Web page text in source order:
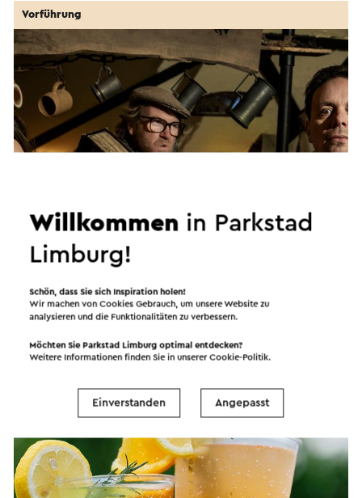
Kindervoorstelling - De Heks van om de Hoek
Vorführung
19-8-2026
Brunssum
Veranstaltung
Willkommen in Parkstad
Limburg!
Schön, dass Sie sich Inspiration holen!
Wir machen von Cookies Gebrauch, um unsere Website zu
analysieren und die Funktionalitäten zu verbessern.
Möchten Sie Parkstad Limburg optimal entdecken?
Weitere Informationen finden Sie in unsererCookie-Politik.
Einverstanden Angepasst